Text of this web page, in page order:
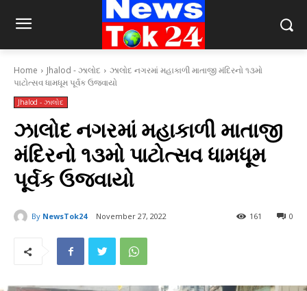
Home Jhalod - ઝાલોદ
ઝાલોદ નગરમાં મહાકાળી માતાજી મંદિરનો ૧૩મો
પાટોત્સવ ધામધૂમ પૂર્વક ઉજવાયો
Jhalod - ઝાલોદ
ઝાલોદ નગરમાં મહાકાળી માતાજી
મંદિરનો ૧૩મો પાટોત્સવ ધામધૂમ
પૂર્વક ઉજવાયો
By NewsTok24 November 27, 2022 0
161